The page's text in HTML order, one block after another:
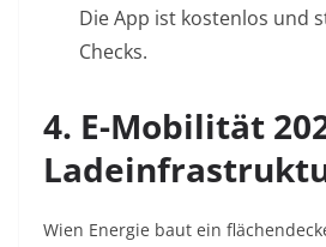
Die App ist kostenlos und
Checks.
4. E-Mobilität
Wien Energie baut ein